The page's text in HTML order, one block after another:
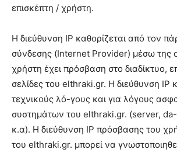
επισκέπτη / χρήστη.
H διεύθυνση IP καθορίζεται από τον
σύνδεσης (Internet Provider) μέσω της
χρήστη έχει πρόσβαση στο διαδίκτυο,
σελίδες του elthraki.gr. Η διεύθυνση IP
τεχνικούς λό-γους και για λόγους
συστημάτων του elthraki.gr. (server, da-
κ.α). Η διεύθυνση IP πρόσβασης του
του elthraki.gr. μπορεί να